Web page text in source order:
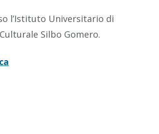
l’Istituto Universitario di
Silbo Gomero.